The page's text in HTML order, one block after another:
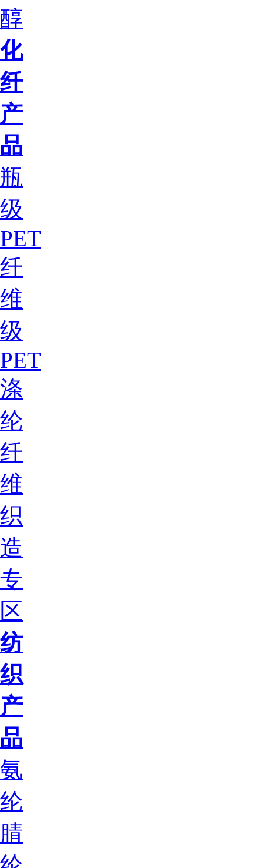
醇
化
纤
产
品
瓶
级
PET
纤
维
级
PET
涤
纶
纤
维
织
造
专
区
纺
织
产
品
氨
纶
腈